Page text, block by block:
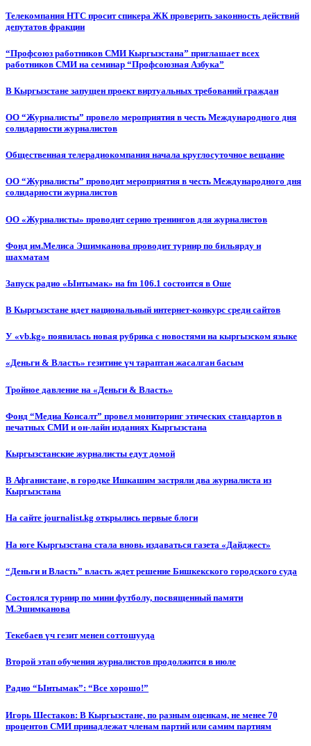
Телекомпания НТС просит спикера ЖК проверить законность действий
депутатов фракции
“Профсоюз работников СМИ Кыргызстана” приглашает всех
работников СМИ на семинар “Профсоюзная Азбука”
В Кыргызстане запущен проект виртуальных требований граждан
ОО “Журналисты” провело мероприятия в честь Международного дня
солидарности журналистов
Общественная телерадиокомпания начала круглосуточное вещание
ОО “Журналисты” проводит мероприятия в честь Международного дня
солидарности журналистов
ОО «Журналисты» проводит серию тренингов для журналистов
Фонд им.Мелиса Эшимканова проводит турнир по бильярду и
шахматам
Запуск радио «Ынтымак» на fm 106.1 состоится в Оше
В Кыргызстане идет национальный интернет-конкурс среди сайтов
У «vb.kg» появилась новая рубрика с новостями на кыргызском языке
«Деньги & Власть» гезитине үч тараптан жасалган басым
Тройное давление на «Деньги & Власть»
Фонд “Медиа Консалт” провел мониторинг этических стандартов в
печатных СМИ и он-лайн изданиях Кыргызстана
Кыргызстанские журналисты едут домой
В Афганистане, в городке Ишкашим застряли два журналиста из
Кыргызстана
На сайте journalist.kg открылись первые блоги
На юге Кыргызстана стала вновь издаваться газета «Дайджест»
“Деньги и Власть” власть ждет решение Бишкекского городского суда
Состоялся турнир по мини футболу, посвященный памяти
М.Эшимканова
Текебаев үч гезит менен соттошууда
Второй этап обучения журналистов продолжится в июле
Радио “Ынтымак”: “Все хорошо!”
Игорь Шестаков: В Кыргызстане, по разным оценкам, не менее 70
процентов СМИ принадлежат членам партий или самим партиям